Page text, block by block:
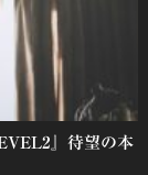
』待望の本